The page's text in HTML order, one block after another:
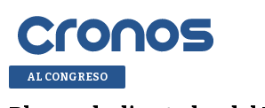
AL CONGRESO